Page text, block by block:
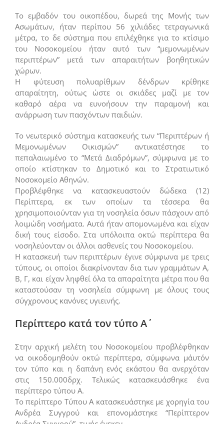
Το εμβαδόν του οικοπέδου, δωρεά της Μονής των
Ασωμάτων, ήταν περίπου 56 χιλιάδες τετραγωνικά
μέτρα, το δε σύστημα που επιλέχθηκε για το κτίσιμο
του Νοσοκομείου ήταν αυτό των “μεμονωμένων
περιπτέρων” μετά των απαραιτήτων βοηθητικών
χώρων.
Η φύτευση πολυαρίθμων δένδρων κρίθηκε
απαραίτητη, ούτως ώστε οι σκιάδες μαζί με τον
καθαρό αέρα να ευνοήσουν την παραμονή και
ανάρρωση των πασχόντων παιδιών.
Το νεωτερικό σύστημα κατασκευής των “Περιπτέρων ή
Μεμονωμένων Οικισμών” αντικατέστησε το
πεπαλαιωμένο το “Μετά Διαδρόμων”, σύμφωνα με το
οποίο κτίστηκαν το Δημοτικό και το Στρατιωτικό
Νοσοκομείο Αθηνών.
Προβλέφθηκε να κατασκευαστούν δώδεκα (12)
Περίπτερα, εκ των οποίων τα τέσσερα θα
χρησιμοποιούνταν για τη νοσηλεία όσων πάσχουν από
λοιμώδη νοσήματα. Αυτά ήταν απομονωμένα και είχαν
δική τους είσοδο. Στα υπόλοιπα οκτώ περίπτερα θα
νοσηλεύονταν οι άλλοι ασθενείς του Νοσοκομείου.
Η κατασκευή των περιπτέρων έγινε σύμφωνα με τρεις
τύπους, οι οποίοι διακρίνονταν δια των γραμμάτων Α,
Β, Γ, και είχαν ληφθεί όλα τα απαραίτητα μέτρα που θα
καταστούσαν τη νοσηλεία σύμφωνη με όλους τους
σύγχρονους κανόνες υγιεινής.
Περίπτερο κατά τον τύπο Α΄
Στην αρχική μελέτη του Νοσοκομείου προβλέφθηκαν
να οικοδομηθούν οκτώ περίπτερα, σύμφωνα μ΄αυτόν
τον τύπο και η δαπάνη ενός εκάστου θα ανερχόταν
στις 150.000δρχ. Τελικώς κατασκευάσθηκε ένα
περίπτερο τύπου Α.
Το περίπτερο Τύπου Α κατασκευάστηκε με χορηγία του
Ανδρέα Συγγρού και επονομάστηκε “Περίπτερον